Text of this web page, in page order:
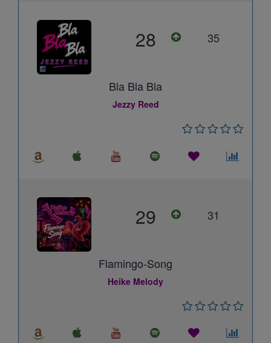
28 35
Bla Bla Bla
Jezzy Reed
29 31
Flamingo-Song
Heike Melody